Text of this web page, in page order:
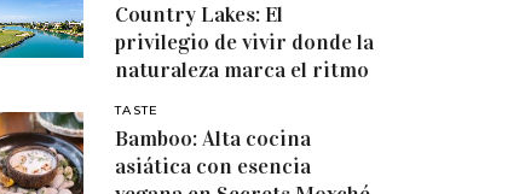
Country Lakes: El
privilegio de vivir donde la
naturaleza marca el ritmo
TASTE
Bamboo: Alta cocina
asiática con esencia